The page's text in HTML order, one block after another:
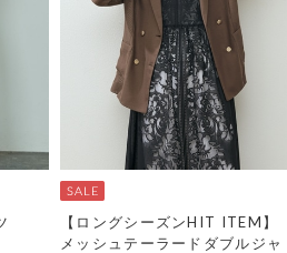
【ロングシーズンHIT ITEM】
メッシュテーラードダブルジャ